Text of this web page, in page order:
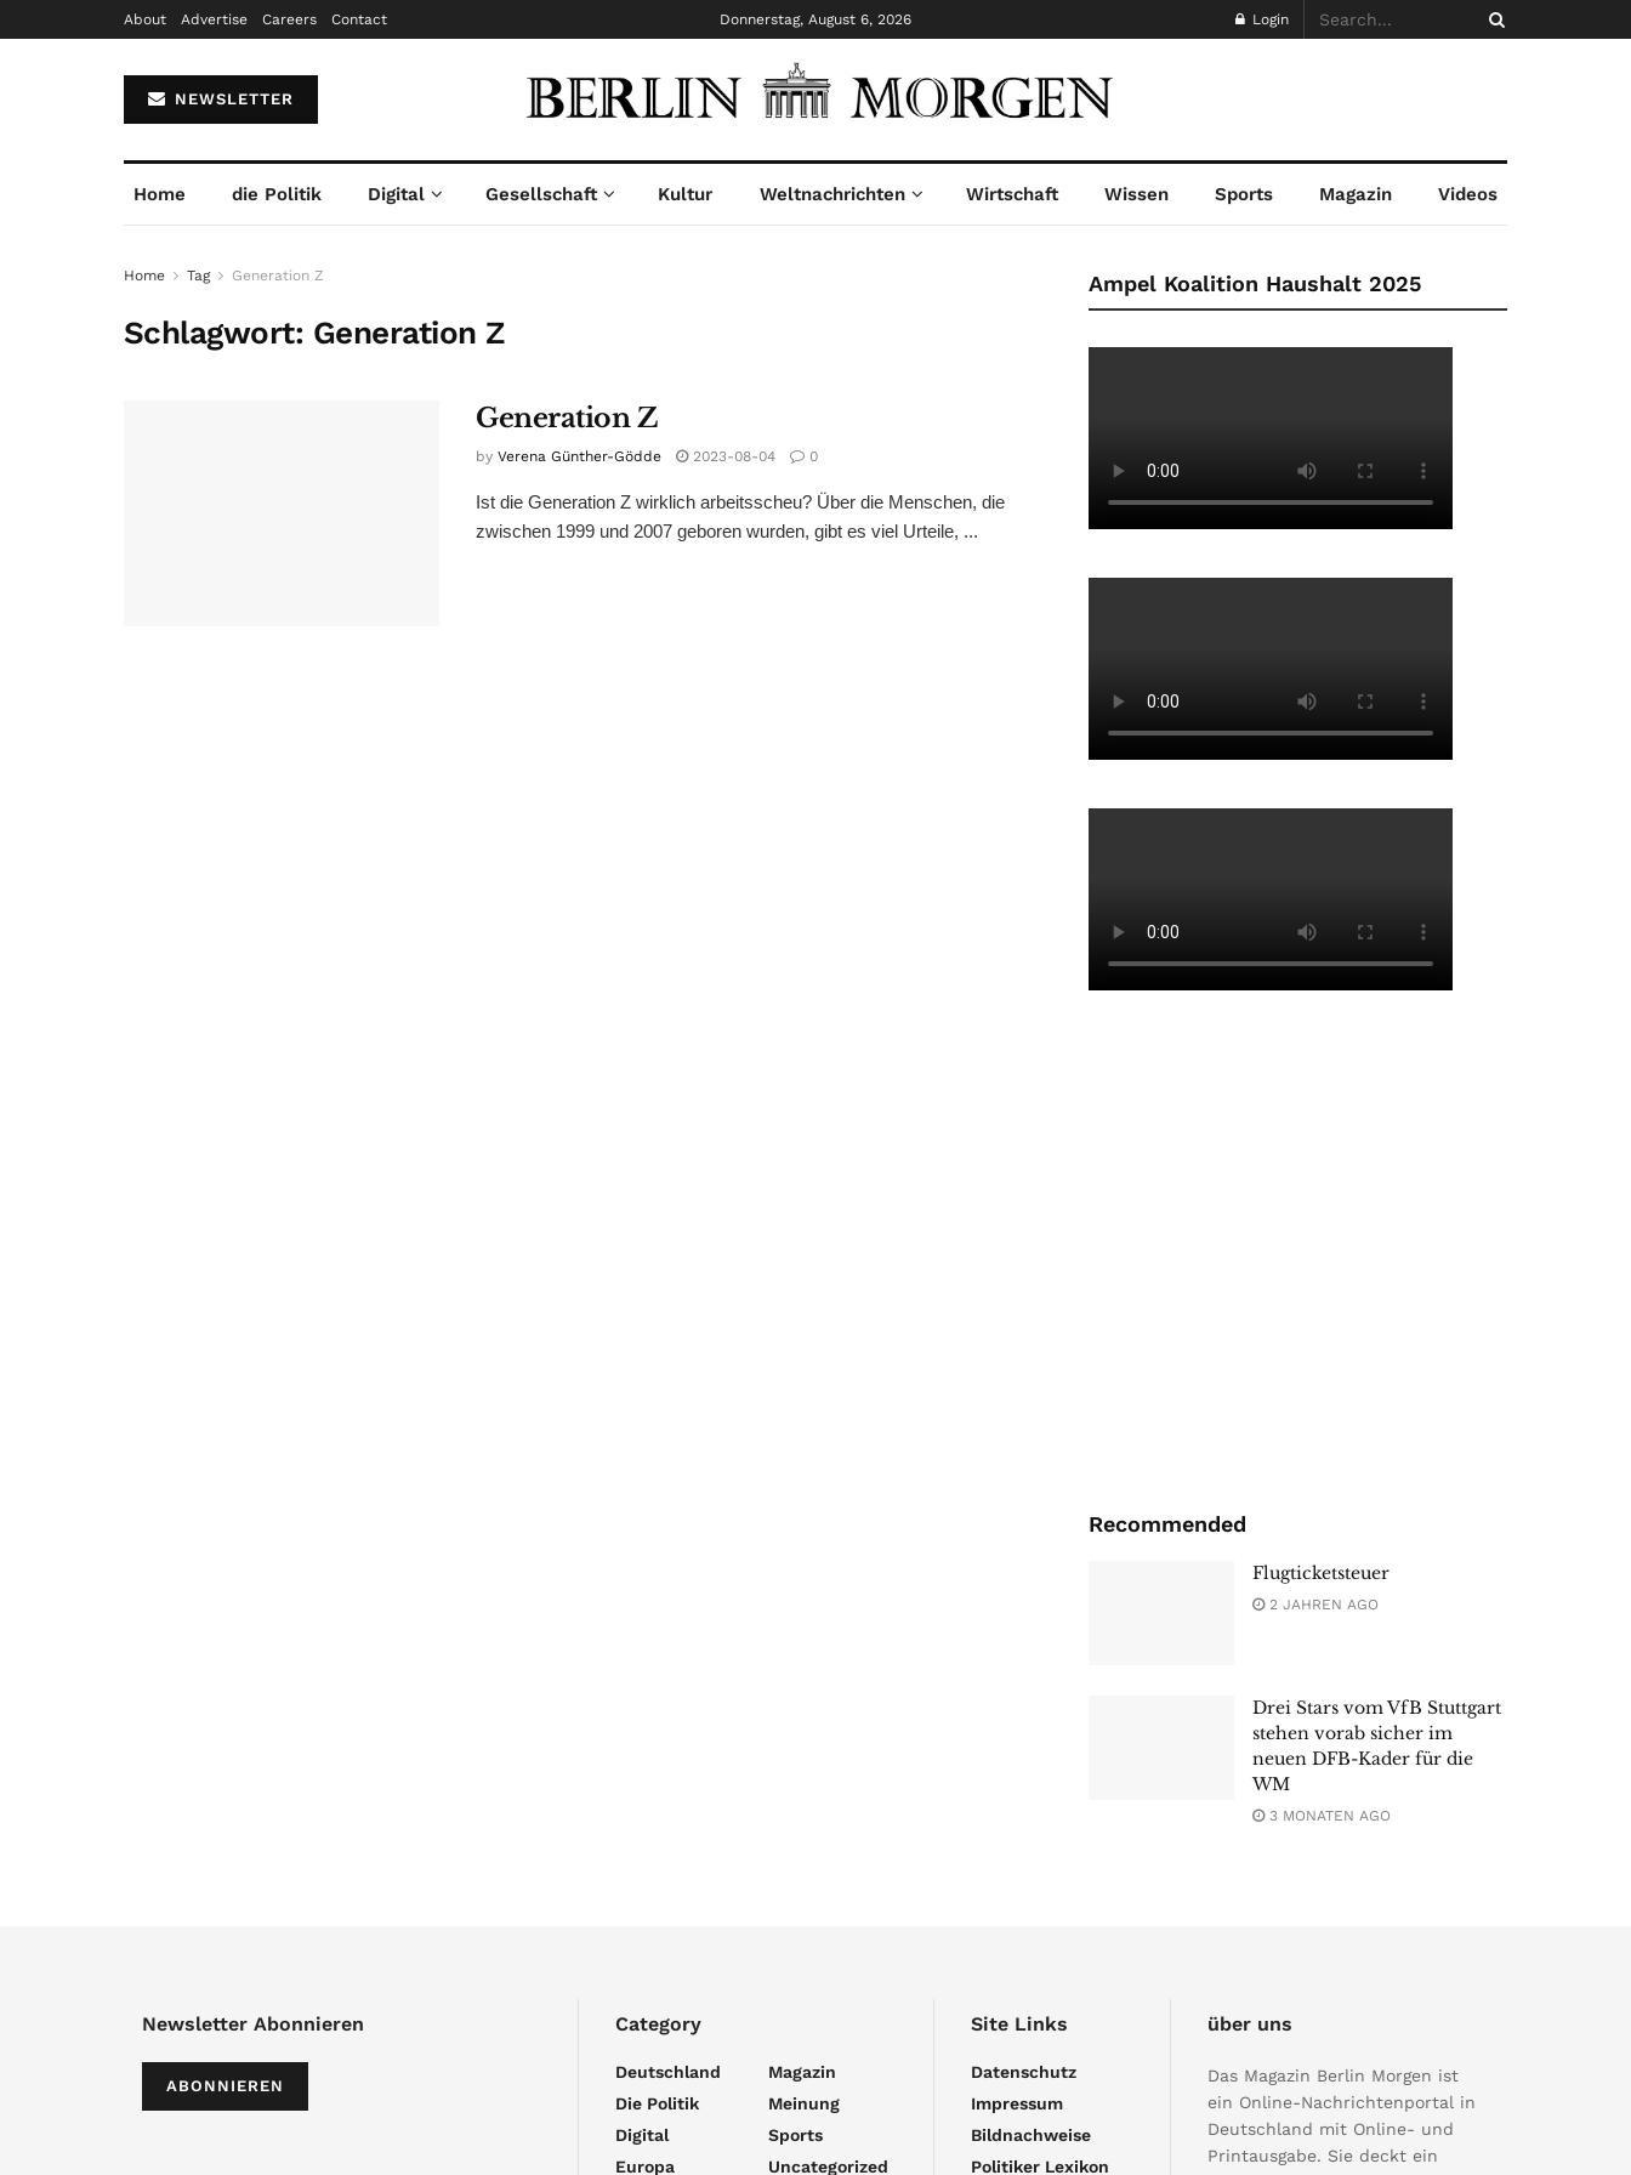
About Advertise Careers Contact Donnerstag, August 6, 2026 Login
NEWSLETTER
Home die Politik Digital Gesellschaft Kultur Weltnachrichten Wirtschaft Wissen Sports Magazin Videos
Home Tag Generation Z
Schlagwort: Generation Z
Generation Z
by Verena Günther-Gödde 2023-08-04 0
Ist die Generation Z wirklich arbeitsscheu? Über die Menschen, die
zwischen 1999 und 2007 geboren wurden, gibt es viel Urteile, ...
Ampel Koalition Haushalt 2025
Recommended
Flugticketsteuer
2 JAHREN AGO
Drei Stars vom VfB Stuttgart
stehen vorab sicher im
neuen DFB-Kader für die
WM
3 MONATEN AGO
Newsletter Abonnieren
ABONNIEREN
Category
Deutschland
Die Politik
Digital
Europa
Magazin
Meinung
Sports
Uncategorized
Site Links
Datenschutz
Impressum
Bildnachweise
Politiker Lexikon
über uns
Das Magazin Berlin Morgen ist
ein Online-Nachrichtenportal in
Deutschland mit Online- und
Printausgabe. Sie deckt ein